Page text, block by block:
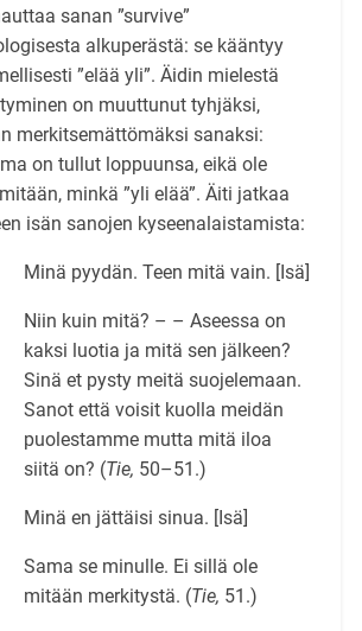
sanan ”survive”
alkuperästä: se kääntyy
”elää yli”. Äidin mielestä
on muuttunut tyhjäksi,
merkitsemättömäksi sanaksi:
on tullut loppuunsa, eikä ole
minkä ”yli elää”. Äiti jatkaa
isän sanojen kyseenalaistamista:
Minä pyydän. Teen mitä vain. [Isä]
Niin kuin mitä? – – Aseessa on
kaksi luotia ja mitä sen jälkeen?
Sinä et pysty meitä suojelemaan.
Sanot että voisit kuolla meidän
puolestamme mutta mitä iloa
siitä on? (Tie, 50–51.)
Minä en jättäisi sinua. [Isä]
Sama se minulle. Ei sillä ole
mitään merkitystä. (Tie, 51.)